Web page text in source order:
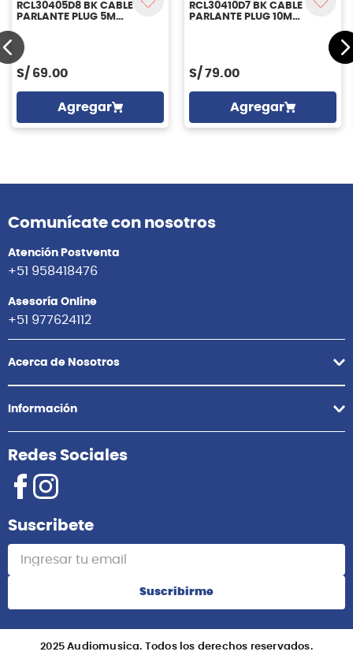
Rockcable
RCL30405D8 BK CABLE
PARLANTE PLUG 5M
ROCKCABLE
RCL30410D7 BK CABLE
PARLANTE PLUG 10M
S/ 79.00
Agregar
Comunícate con nosotros
Atención Postventa
+51 958418476
Asesoría Online
+51 977624112
Acerca de Nosotros
Información
Redes Sociales
Suscribete